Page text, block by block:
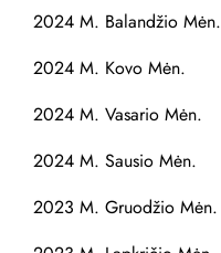
2024 M. Balandžio Mėn.
2024 M. Kovo Mėn.
2024 M. Vasario Mėn.
2024 M. Sausio Mėn.
2023 M. Gruodžio Mėn.